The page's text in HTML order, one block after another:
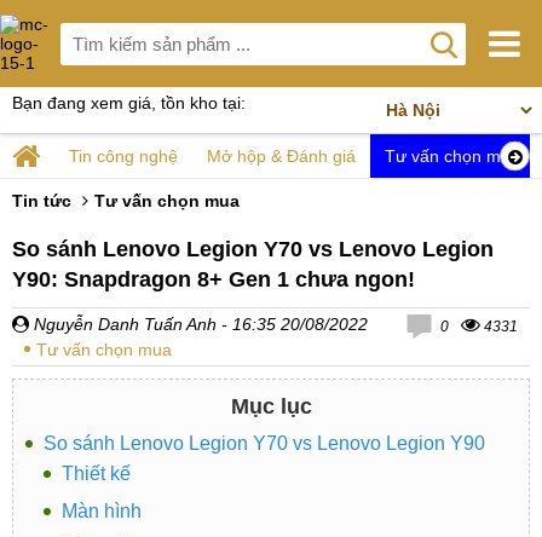
Bạn đang xem giá, tồn kho tại:
Tin công nghệ Mở hộp & Đánh giá Tư vấn chọn mua
Tin tức Tư vấn chọn mua
So sánh Lenovo Legion Y70 vs Lenovo Legion
Y90: Snapdragon 8+ Gen 1 chưa ngon!
Nguyễn Danh Tuấn Anh - 16:35 20/08/2022
Tư vấn chọn mua
0 4331
Mục lục
So sánh Lenovo Legion Y70 vs Lenovo Legion Y90
Thiết kế
Màn hình